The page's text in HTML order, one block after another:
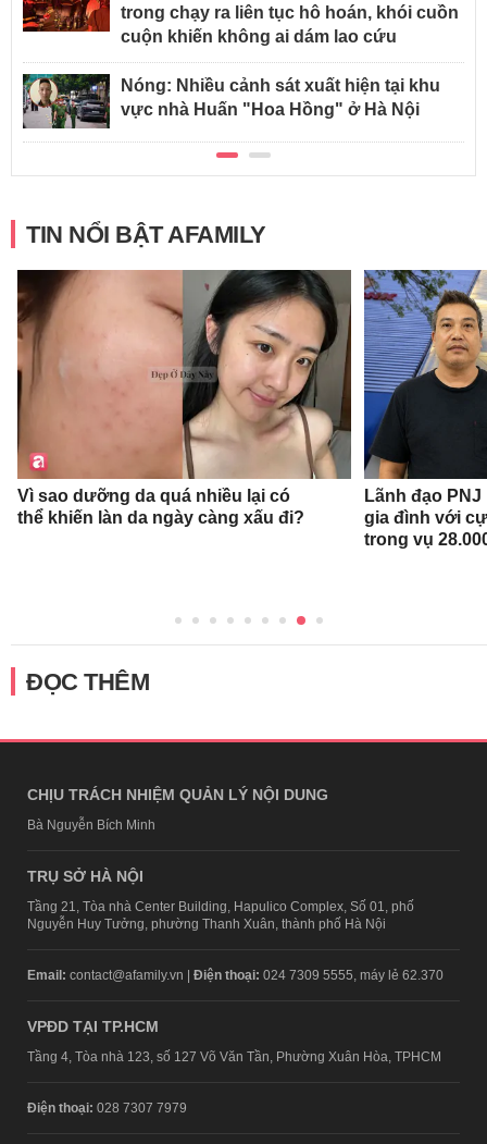
trong chạy ra liên tục hô hoán, khói cuồn
cuộn khiến không ai dám lao cứu
Nóng: Nhiều cảnh sát xuất hiện tại khu
vực nhà Huấn "Hoa Hồng" ở Hà Nội
TIN NỔI BẬT AFAMILY
Vì sao dưỡng da quá nhiều lại có
thể khiến làn da ngày càng xấu đi?
Lãnh đạo
gia đình với
trong vụ
ĐỌC THÊM
CHỊU TRÁCH NHIỆM QUẢN LÝ NỘI DUNG
Bà Nguyễn Bích Minh
TRỤ SỞ HÀ NỘI
Tầng 21, Tòa nhà Center Building, Hapulico Complex, Số 01, phố
Nguyễn Huy Tưởng, phường Thanh Xuân, thành phố Hà Nội
Email: contact@afamily.vn | Điện thoại: 024 7309 5555, máy lẻ 62.370
VPĐD TẠI TP.HCM
Tầng 4, Tòa nhà 123, số 127 Võ Văn Tần, Phường Xuân Hòa, TPHCM
Điện thoại: 028 7307 7979